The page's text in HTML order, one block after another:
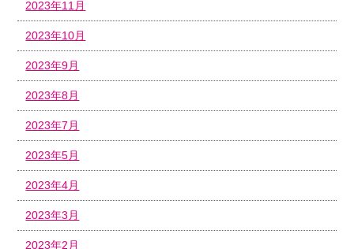
2023年11月
2023年10月
2023年9月
2023年8月
2023年7月
2023年5月
2023年4月
2023年3月
2023年2月